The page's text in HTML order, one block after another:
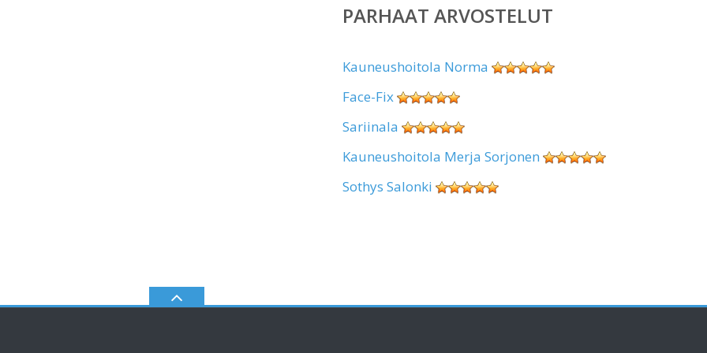
PARHAAT ARVOSTELUT
Kauneushoitola Norma
Face-Fix
Sariinala
Kauneushoitola Merja Sorjonen
Sothys Salonki